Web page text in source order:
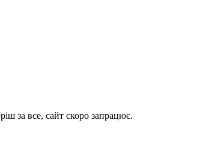
за все, сайт скоро запрацює.